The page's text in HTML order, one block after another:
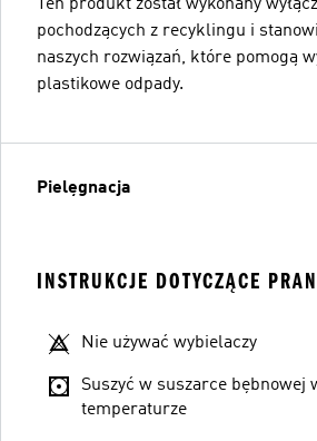
Ten produkt został wykonany
pochodzących z recyklingu i
naszych rozwiązań, które pomogą
plastikowe odpady.
Pielęgnacja
INSTRUKCJE DOTYCZĄCE
Nie używać wybielaczy
Suszyć w suszarce bębnowej
temperaturze